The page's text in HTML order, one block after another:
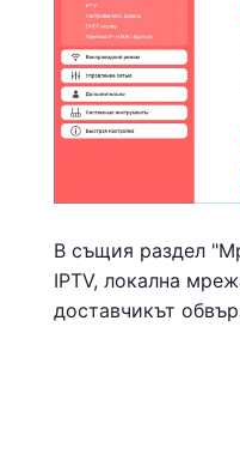
В същия раздел
IPTV, локална
доставчикът